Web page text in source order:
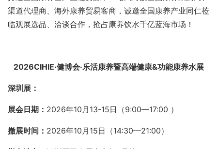
渠道代理商、海外康养贸易客商，诚邀全国康养产业同仁莅
临观展选品、洽谈合作，抢占康养饮水千亿蓝海市场！
2026CIHIE·健博会·乐活康养暨高端健康&功能康养水展
深圳展：
展会日期： 2026年10月13-15日 （9:00—17:00 ）
撤展时间： 2026年10 月 15日（14:30—21:00）